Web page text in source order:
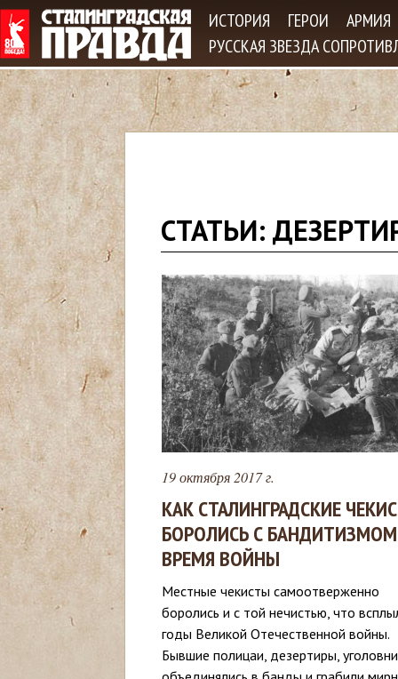
ИСТОРИЯ ГЕРОИ
АРМИЯ
РУССКАЯ ЗВЕЗДА
ы
з
д
е
с
ь
СТАТЬИ:
19 октября 2017 г.
КАК СТАЛИНГРАДСКИЕ
БОРОЛИСЬ С
ВРЕМЯ ВОЙНЫ
Местные чекисты самоотверженно
боролись и с той нечистью, что
годы Великой Отечественной войны.
Бывшие полицаи, дезертиры,